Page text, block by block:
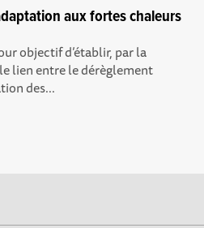
aux fortes chaleurs
objectif d’établir, par la
lien entre le dérèglement
des...